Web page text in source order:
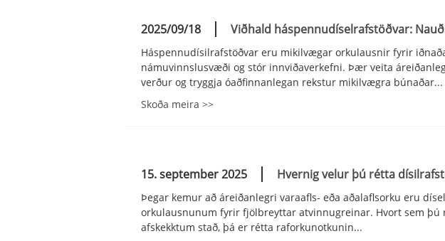
2025/09/18 Viðhald háspennudíselrafstöðvar:
Háspennudísilrafstöðvar eru mikilvægar orkulausnir fyrir
námuvinnslusvæði og stór innviðaverkefni. Þær veita
verður og tryggja óaðfinnanlegan rekstur mikilvægra búnaðar...
Skoða meira >>
15. september 2025 Hvernig velur þú rétta
Þegar kemur að áreiðanlegri varaafls- eða aðalaflsorku eru
orkulausnunum fyrir fjölbreyttar atvinnugreinar. Hvort sem þú
afskekktum stað, þá er rétta raforkunotkunin...